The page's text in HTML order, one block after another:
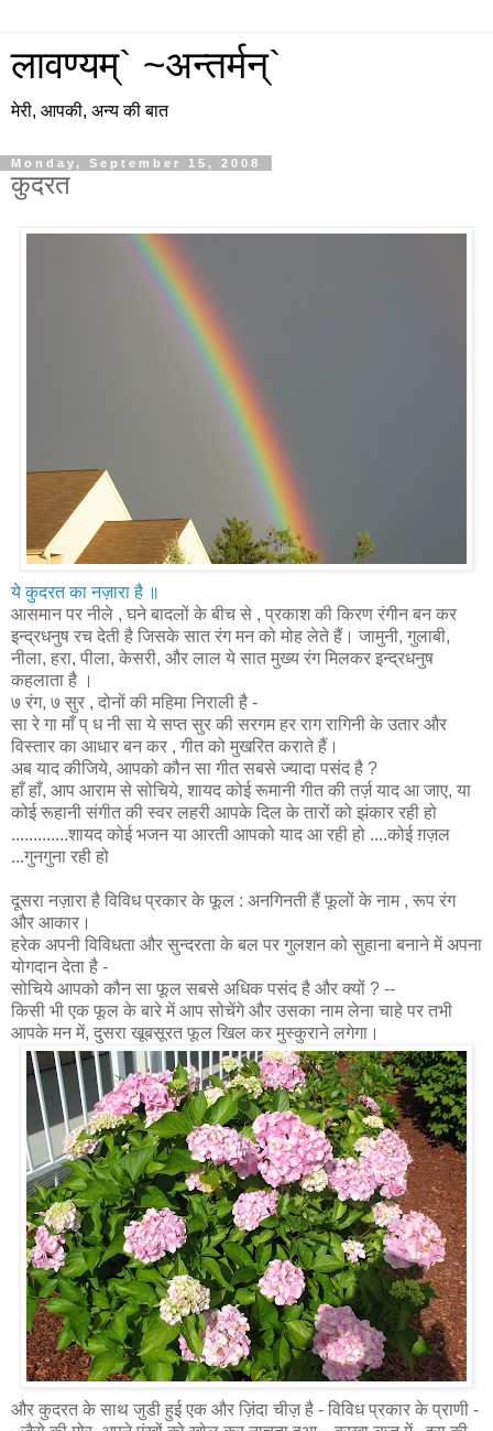
लावण्यम्` ~अन्तर्मन्`
मेरी, आपकी, अन्य की बात
Monday, September 15, 2008
कुदरत
ये कुदरत का नज़ारा है ॥
आसमान पर नीले , घने बादलों के बीच से , प्रकाश की किरण रंगीन बन कर
इन्द्रधनुष रच देती है जिसके सात रंग मन को मोह लेते हैं। जामुनी, गुलाबी,
नीला, हरा, पीला, केसरी, और लाल ये सात मुख्य रंग मिलकर इन्द्रधनुष
कहलाता है ।
७ रंग, ७ सुर , दोनों की महिमा निराली है -
सा रे गा माँ प् ध नी सा ये सप्त सुर की सरगम हर राग रागिनी के उतार और
विस्तार का आधार बन कर , गीत को मुखरित कराते हैं।
अब याद कीजिये, आपको कौन सा गीत सबसे ज्यादा पसंद है ?
हाँ हाँ, आप आराम से सोचिये, शायद कोई रूमानी गीत की तर्ज़ याद आ जाए, या
कोई रूहानी संगीत की स्वर लहरी आपके दिल के तारों को झंकार रही हो
.............शायद कोई भजन या आरती आपको याद आ रही हो ....कोई ग़ज़ल
...गुनगुना रही हो
दूसरा नज़ारा है विविध प्रकार के फूल : अनगिनती हैं फूलों के नाम , रूप रंग
और आकार।
हरेक अपनी विविधता और सुन्दरता के बल पर गुलशन को सुहाना बनाने में अपना
योगदान देता है -
सोचिये आपको कौन सा फूल सबसे अधिक पसंद है और क्यों ? --
किसी भी एक फूल के बारे में आप सोचेंगे और उसका नाम लेना चाहे पर तभी
आपके मन में, दुसरा खूबसूरत फूल खिल कर मुस्कुराने लगेगा।
और कुदरत के साथ जुडी हुई एक और ज़िंदा चीज़ है - विविध प्रकार के प्राणी -